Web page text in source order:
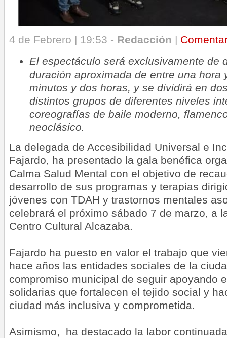
4 de Febrero | 19:53 - Redacción |
El espectáculo será exclusivamente de
duración aproximada de entre una hora
minutos y dos horas, y se dividirá en
distintos grupos de diferentes niveles
coreografías de baile moderno,
neoclásico.
La delegada de Accesibilidad Universal e
Fajardo, ha presentado la gala benéfica
Calma Salud Mental con el objetivo de
desarrollo de sus programas y terapias
jóvenes con TDAH y trastornos mentales
celebrará el próximo sábado 7 de marzo, a
Centro Cultural Alcazaba.
Fajardo ha puesto en valor el trabajo que
hace años las entidades sociales de la
compromiso municipal de seguir apoyando
solidarias que fortalecen el tejido social y
ciudad más inclusiva y comprometida.
Asimismo, ha destacado la labor